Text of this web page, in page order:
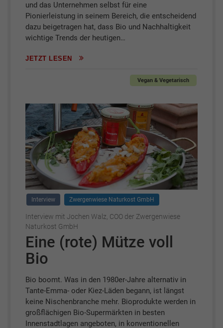
und das Unternehmen selbst für eine
Pionierleistung in seinem Bereich, die entscheidend
dazu beigetragen hat, dass Bio und Nachhaltigkeit
wichtige Trends der heutigen…
JETZT LESEN
Vegan & Vegetarisch
Interview Zwergenwiese Naturkost GmbH
Interview mit Jochen Walz, COO der Zwergenwiese
Naturkost GmbH
Eine (rote) Mütze voll
Bio
Bio boomt. Was in den 1980er-Jahre alternativ in
Tante-Emma- oder Kiez-Läden begann, ist längst
keine Nischenbranche mehr. Bioprodukte werden in
großflächigen Bio-Supermärkten in besten
Innenstadtlagen angeboten, in konventionellen